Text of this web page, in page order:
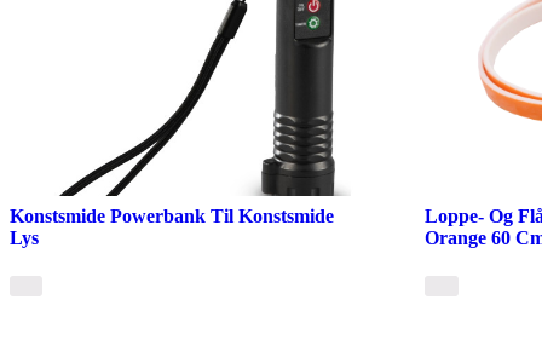
Konstsmide Powerbank Til Konstsmide
Lys
Loppe- Og
Orange 60